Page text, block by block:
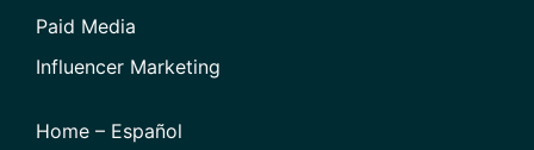
Paid Media
Influencer Marketing
Home – Español